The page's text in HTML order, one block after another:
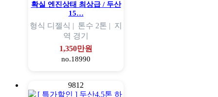
확실 엔진상태 최상급 / 두산
15…
형식 디젤식 | 톤수 2톤 | 지
역 경기
1,350만원
no.18990
9812